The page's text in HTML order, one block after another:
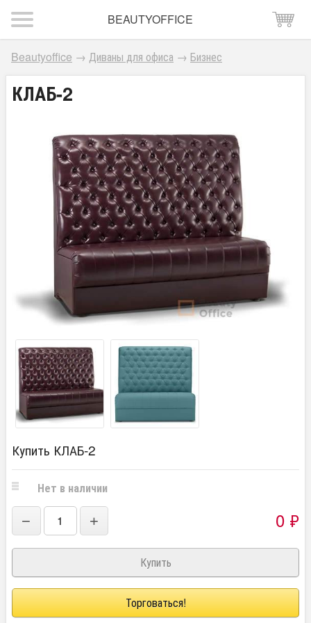
BEAUTYOFFICE
Beautyoffice → Диваны для офиса → Бизнес
КЛАБ-2
Купить КЛАБ-2
Нет в наличии
− + 0 ₽
Торговаться!